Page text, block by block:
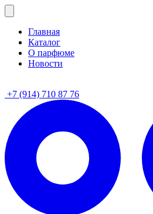
Главная
Каталог
О парфюме
Новости
+7 (914) 710 87 76